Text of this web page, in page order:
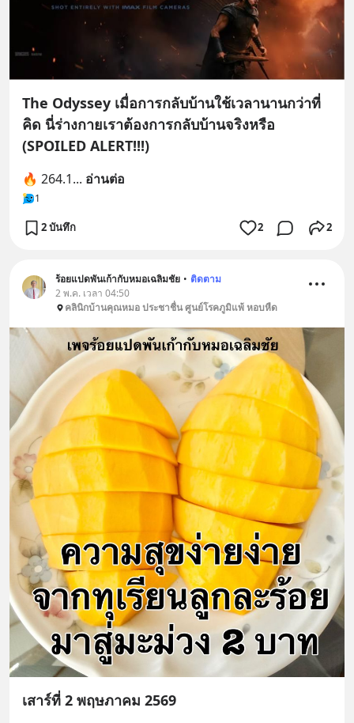
The Odyssey เมื่อการกลับบ้านใช้เวลานานกว่าที่
คิด นี่ร่างกายเราต้องการกลับบ้านจริงหรือ
(SPOILED ALERT!!!)
🔥 264.1... อ่านต่อ
1
2 บันทึก 2 2
ร้อยแปดพันเก้ากับหมอเฉลิมชัย • ติดตาม
2 พ.ค. เวลา 04:50
คลินิกบ้านคุณหมอ ประชาชื่น ศูนย์โรคภูมิแพ้ หอบหืด
เสาร์ที่ 2 พฤษภาคม 2569